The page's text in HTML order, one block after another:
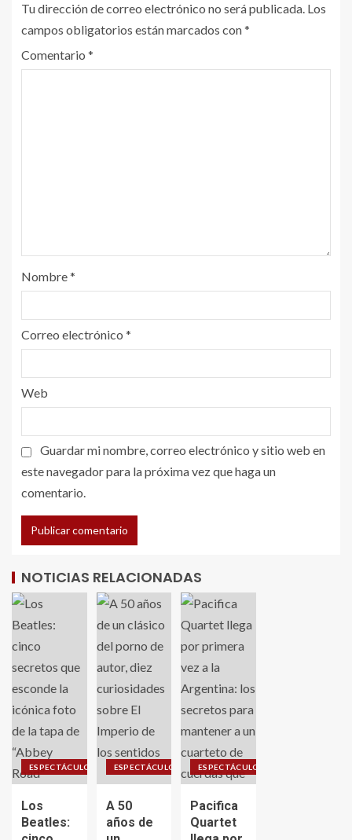
Tu dirección de correo electrónico no será publicada. Los
campos obligatorios están marcados con*
Comentario *
Nombre*
Correo electrónico *
Web
Guardar mi nombre, correo electrónico y sitio web en
este navegador para la próxima vez que haga un
comentario.
NOTICIAS RELACIONADAS
ESPECTÁCULO
Los
Beatles:
ESPECTÁCULO
A 50
años de
ESPECTÁCULO
Pacifica
Quartet